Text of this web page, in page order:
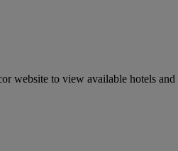
website to view available hotels